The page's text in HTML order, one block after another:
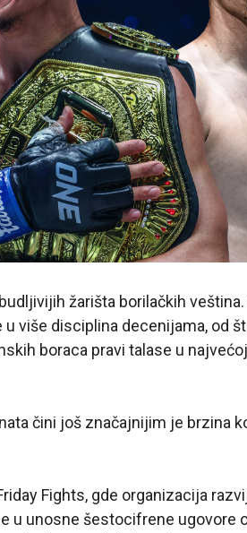
žarišta borilačkih
više disciplina decenijama, od
boraca pravi talase u
čini još značajnijim je brzina
Fights, gde organizacija
u unosne šestocifrene ugovore